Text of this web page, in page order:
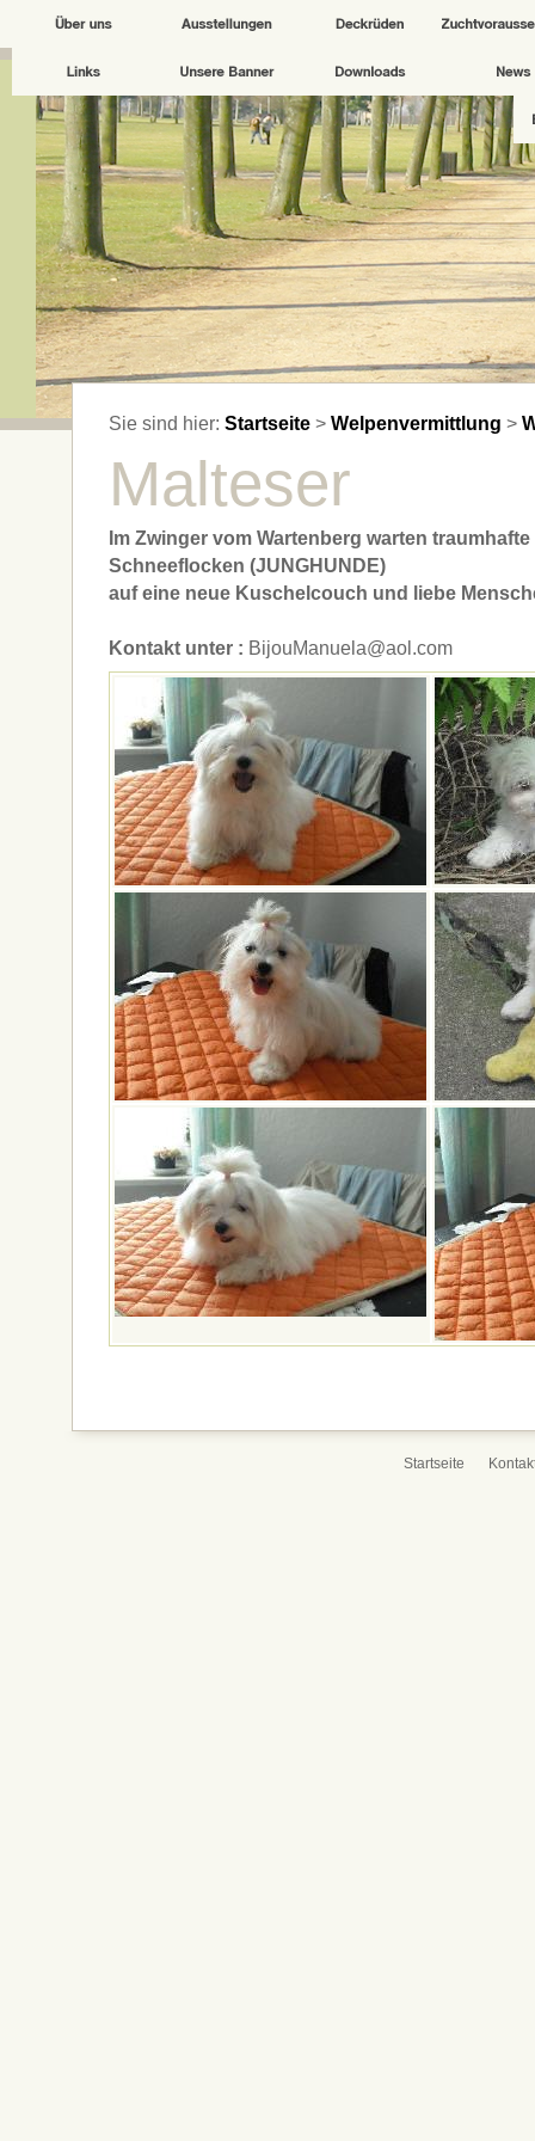
Sie sind hier: Startseite > Welpenvermittlung >
Malteser
Im Zwinger vom Wartenberg warten
Schneeflocken (JUNGHUNDE)
auf eine neue Kuschelcouch und liebe
Kontakt unter : BijouManuela@aol.com
Startseite